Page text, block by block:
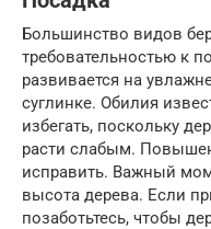
Большинство видов
требовательностью к
развивается на
суглинке. Обилия
избегать, поскольку
расти слабым.
исправить. Важный
высота дерева. Если
позаботьтесь, чтобы